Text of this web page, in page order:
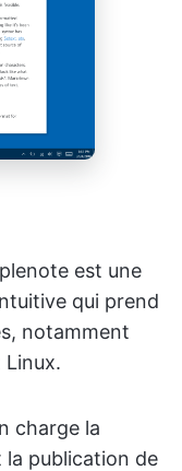
est une
qui prend
notamment
Linux.
charge la
la publication de